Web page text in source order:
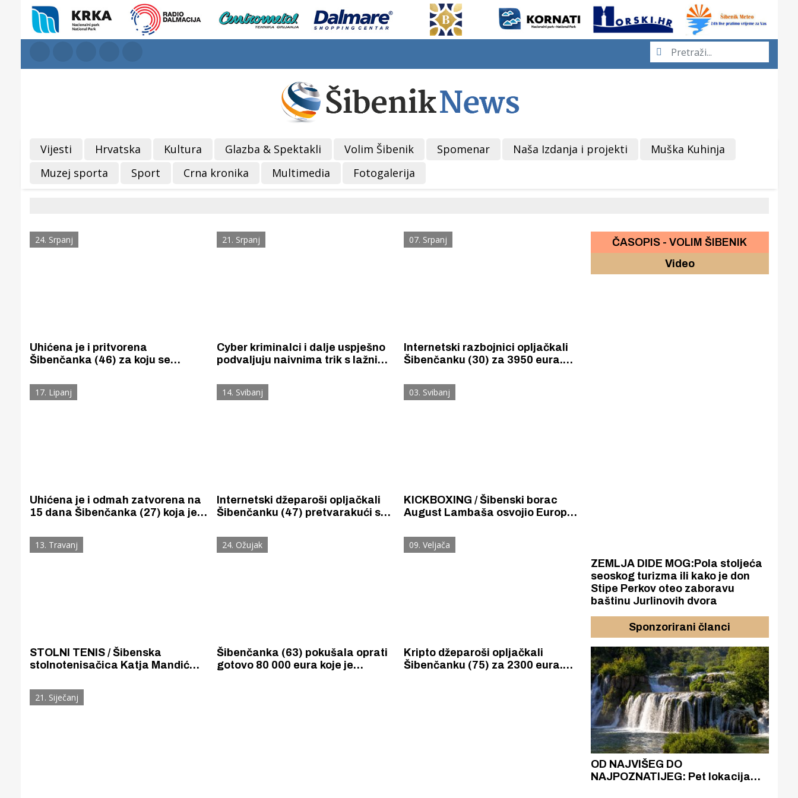
Vijesti Hrvatska Kultura Glazba & Spektakli Volim Šibenik Spomenar Naša Izdanja i projekti
Muška Kuhinja
Muzej sporta
Sport Crna kronika Multimedia Fotogalerija
24. Srpanj
Uhićena je i pritvorena
Šibenčanka (46) za koju se
zapalila nadstrešnicu kuće 52-
godišnje Šibenčanke
21. Srpanj
Cyber kriminalci i dalje uspješno
podvaljuju naivnima trik s lažnim
žrtva je Šibenčanka (61) kojoj su s
računa skinuli 1545 eura.
07. Srpanj
Internetski razbojnici opljačkali
Šibenčanku (30) za 3950 eura.
se kao da su njena banka i tražili
da ažurira svoju aplikaciju.
17. Lipanj
Uhićena je i odmah zatvorena na
15 dana Šibenčanka (27) koja je
prometnu nesreću
14. Svibanj
Internetski džeparoši opljačkali
Šibenčanku (47) pretvarakući se
trebaju bonovi za mobitel
03. Svibanj
KICKBOXING / Šibenski borac
August Lambaša osvojio Europski
osvajačice Europskog kupa bori
danas.
13. Travanj
STOLNI TENIS / Šibenska
stolnotenisačica Katja Mandić
turniru kojim su dominirale
fantastične stolnotenisačice iz
24. Ožujak
Šibenčanka (63) pokušala oprati
gotovo 80 000 eura koje je
09. Veljača
Kripto džeparoši opljačkali
Šibenčanku (75) za 2300 eura.
21. Siječanj
ČASOPIS - VOLIM ŠIBENIK
Video
ZEMLJA DIDE MOG:Pola stoljeća
seoskog turizma ili kako je don
Stipe Perkov oteo zaboravu
baštinu Jurlinovih dvora
Sponzorirani članci
OD NAJVIŠEG DO
NAJPOZNATIJEG: Pet lokacija